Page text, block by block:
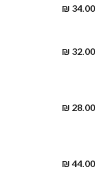
₪ 34.00
₪ 32.00
₪ 28.00
₪ 44.00